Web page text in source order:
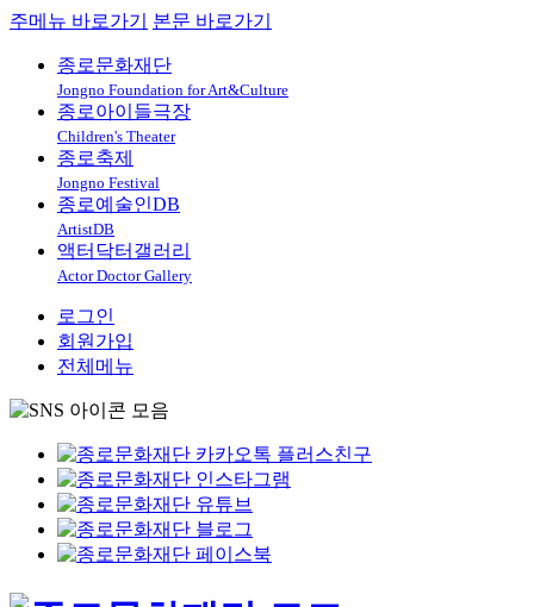
주메뉴 바로가기 본문 바로가기
종로문화재단
Jongno Foundation for Art&Culture
종로아이들극장
Children's Theater
종로축제
Jongno Festival
종로예술인DB
ArtistDB
액터닥터갤러리
Actor Doctor Gallery
로그인
회원가입
전체메뉴